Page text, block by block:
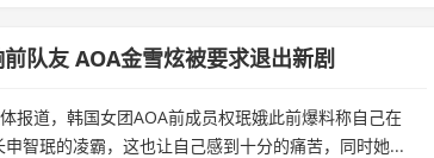
队友 AOA金雪炫被要求退出新剧
报道，韩国女团AOA前成员权珉娥此前爆料称自己在
智珉的凌霸，这也让自己感到十分的痛苦，同时她...